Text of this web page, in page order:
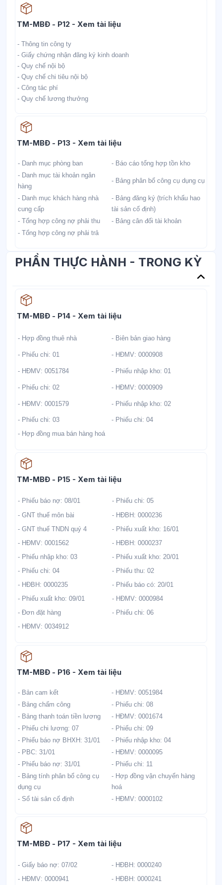
TM-MBĐ - P12 - Xem tài liệuHọc liệu
- Thông tin công ty
- Giấy chứng nhận đăng ký kinh doanh
- Quy chế nội bộ
- Quy chế chi tiêu nội bộ
- Công tác phí
- Quy chế lương thưởng
TM-MBĐ - P13 - Xem tài liệuHọc liệu
- Danh mục phòng ban
- Báo cáo tổng hợp tồn kho
- Danh mục tài khoản ngân
hàng
- Bảng phân bổ công cụ dụng cụ
- Danh mục khách hàng nhà
cung cấp
- Bảng đăng ký (trích khấu hao
tài sản cố định)
- Tổng hợp công nợ phải thu
- Bảng cân đối tài khoản
- Tổng hợp công nợ phải trả
PHẦN THỰC HÀNH - TRONG KỲ
TM-MBĐ - P14 - Xem tài liệuHọc liệu
- Hợp đồng thuê nhà - Biên bản giao hàng
- Phiếu chi: 01 - HĐMV: 0000908
- HĐMV: 0051784 - Phiếu nhập kho: 01
- Phiếu chi: 02 - HĐMV: 0000909
- HĐMV: 0001579 - Phiếu nhập kho: 02
- Phiếu chi: 03
- Phiếu chi: 04
- Hợp đồng mua bán hàng hoá
TM-MBĐ - P15 - Xem tài liệuHọc liệu
- Phiếu báo nợ: 08/01
- Phiếu chi: 05
- GNT thuế môn bài
- HĐBH: 0000236
- GNT thuế TNDN quý 4
- Phiếu xuất kho: 16/01
- HĐMV: 0001562
- HĐBH: 0000237
- Phiếu nhập kho: 03
- Phiếu xuất kho: 20/01
- Phiếu chi: 04
- Phiếu thu: 02
- HĐBH: 0000235
- Phiếu báo có: 20/01
- Phiếu xuất kho: 09/01
- HĐMV: 0000984
- Đơn đặt hàng
- Phiếu chi: 06
- HĐMV: 0034912
TM-MBĐ - P16 - Xem tài liệuHọc liệu
- Bản cam kết
- HĐMV: 0051984
- Bảng chấm công
- Phiếu chi: 08
- Bảng thanh toán tiền lương
- HĐMV: 0001674
- Phiếu chi lương: 07
- Phiếu chi: 09
- Phiếu báo nợ BHXH: 31/01
- Phiếu nhập kho: 04
- PBC: 31/01
- HĐMV: 0000095
- Phiếu báo nợ: 31/01
- Phiếu chi: 11
- Bảng tính phân bổ công cụ
dụng cụ
- Hợp đồng vận chuyển hàng
hoá
- Sổ tài sản cố định
- HĐMV: 0000102
TM-MBĐ - P17 - Xem tài liệuHọc liệu
- Giấy báo nợ: 07/02
- HĐBH: 0000240
- HĐMV: 0000941
- HĐBH: 0000241